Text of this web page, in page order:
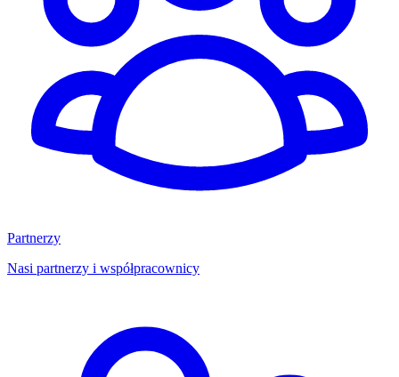
Partnerzy
Nasi partnerzy i współpracownicy